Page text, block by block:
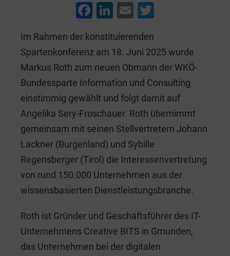
F
c
e
b
o
o
k
Li
k
e
dI
n
E
ai
l
er
Im Rahmen der konstituierenden
Spartenkonferenz am 18. Juni 2025 wurde
Markus Roth zum neuen Obmann der WKÖ-
Bundessparte Information und Consulting
einstimmig gewählt und folgt damit auf
Angelika Sery-Froschauer. Roth übernimmt
gemeinsam mit seinen Stellvertretern Johann
Lackner (Burgenland) und Sybille
Regensberger (Tirol) die Interessenvertretung
von rund 150.000 Unternehmen aus der
wissensbasierten Dienstleistungsbranche.
Roth ist Gründer und Geschäftsführer des IT-
Unternehmens Creative BITS in Gmunden,
das Unternehmen bei der digitalen